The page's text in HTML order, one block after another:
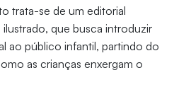
trata-se de um editorial
que busca introduzir
ao público infantil, partindo do
as crianças enxergam o